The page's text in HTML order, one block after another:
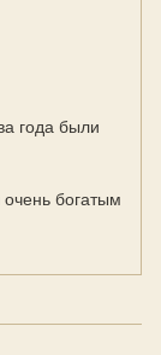
года были
богатым